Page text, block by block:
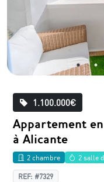
1.100.000€
Appartement
à Alicante
2 chambre 2 salle
REF: #7329